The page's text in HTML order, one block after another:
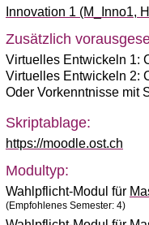
Innovation 1 (M_Inno1,
Zusätzlich
Virtuelles Entwickeln 1:
Virtuelles Entwickeln 2:
Oder Vorkenntnisse mit
Skriptablage:
https://moodle.ost.ch
Modultyp:
Wahlpflicht-Modul für
(Empfohlenes Semester: 4)